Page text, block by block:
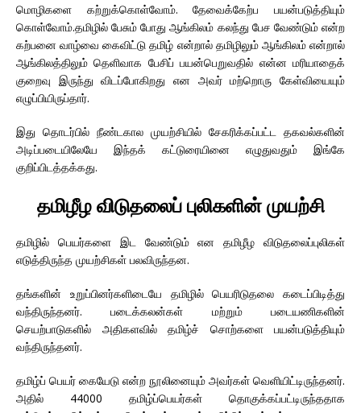
மொழிகளை கற்றுக்கொள்வோம். தேவைக்கேற்ப பயன்படுத்தியும்
கொள்வோம்.தமிழில் பேசும் போது ஆங்கிலம் கலந்து பேச வேண்டும் என்ற
கற்பனை வாழ்வை கைவிட்டு தமிழ் என்றால் தமிழிலும் ஆங்கிலம் என்றால்
ஆங்கிலத்திலும் தெளிவாக பேசிப் பயன்பெறுவதில் என்ன மரியாதைக்
குறைவு இருந்து விடப்போகிறது என அவர் மற்றொரு கேள்வியையும்
எழுப்பியிருப்தார்.
இது தொடர்பில் நீண்டகால முயற்சியில் சேகரிக்கப்பட்ட தகவல்களின்
அடிப்படையிலேயே இந்தக் கட்டுரையினை எழுதுவதும் இங்கே
குறிப்பிடத்தக்கது.
தமிழீழ விடுதலைப் புலிகளின் முயற்சி
தமிழில் பெயர்களை இட வேண்டும் என தமிழீழ விடுதலைப்புலிகள்
எடுத்திருந்த முயற்சிகள் பலவிருந்தன.
தங்களின் உறுப்பினர்களிடையே தமிழில் பெயரிடுதலை கடைப்பிடித்து
வந்திருந்தனர். படைக்கலன்கள் மற்றும் படையணிகளின்
செயற்பாடுகளில் அதிகளவில் தமிழ்ச் சொற்களை பயன்படுத்தியும்
வந்திருந்தனர்.
தமிழ்ப் பெயர் கையேடு என்ற நூலினையும் அவர்கள் வெளியிட்டிருந்தனர்.
அதில் 44000 தமிழ்ப்பெயர்கள் தொகுக்கப்பட்டிருந்ததாக